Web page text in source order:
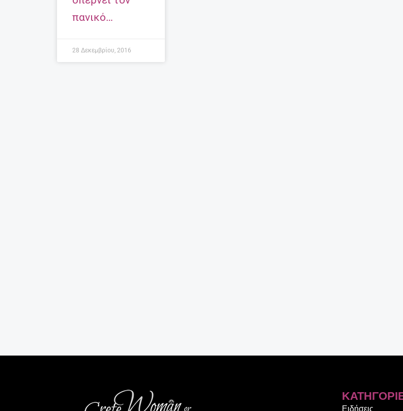
πανικό…
28 Δεκεμβρίου, 2016